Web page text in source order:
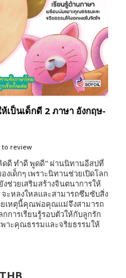
เป็นเด็กดี 2 ภาษา อังกฤษ-
to review
ดี ทำดี พูดดี" ผ่านนิทานอีสปที่
เด็กๆ เพราะนิทานช่วยเปิดโลก
งช่วยเสริมสร้างจินตนาการให้
จะหลงใหลและสามารถซึมซับสิ่ง
ยเหตุนี้คุณพ่อคุณแม่จึงสามารถ
การเรียนรู้รอบตัวให้กับลูกรัก
าะคุณธรรมและจริยธรรมให้